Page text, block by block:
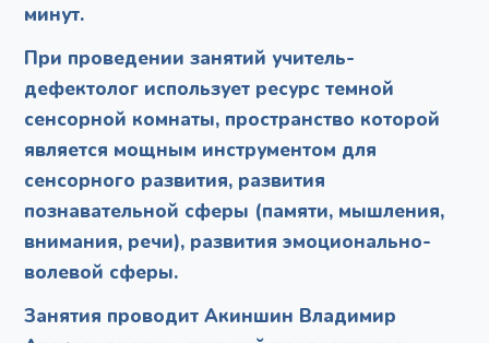
минут.
При проведении занятий учитель-
дефектолог использует ресурс темной
сенсорной комнаты, пространство которой
является мощным инструментом для
сенсорного развития, развития
познавательной сферы (памяти, мышления,
внимания, речи), развития эмоционально-
волевой сферы.
Занятия проводит Акиншин Владимир